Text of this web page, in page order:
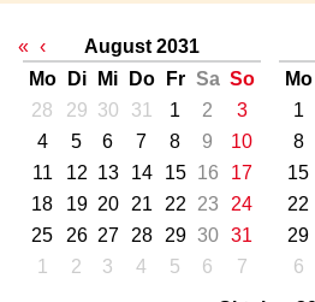
« ‹
August 2031
Mo
Di Mi Do Fr Sa So
28
29 30 31 1 2
3
4
5 6 7 8 9
10
11
12 13 14 15 16
17
18
19 20 21 22 23
24
25
26 27 28 29 30
31
1
2 3 4 5 6 7
Mo
1
8
15
22
29
6